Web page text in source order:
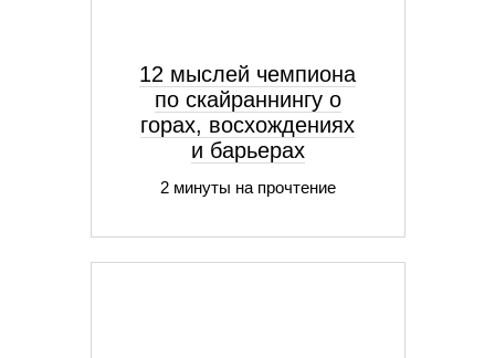
12 мыслей чемпиона
по скайраннингу о
горах, восхождениях
и барьерах
2 минуты на прочтение